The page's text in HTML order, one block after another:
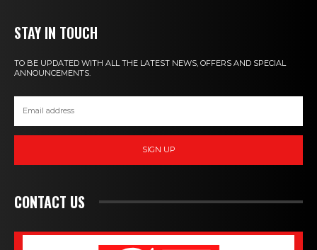
STAY IN TOUCH
TO BE UPDATED WITH ALL THE LATEST NEWS, OFFERS AND SPECIAL
ANNOUNCEMENTS.
SIGN UP
CONTACT US